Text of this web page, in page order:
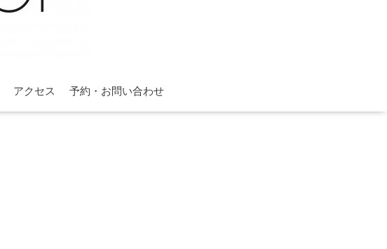
アクセス 予約・お問い合わせ